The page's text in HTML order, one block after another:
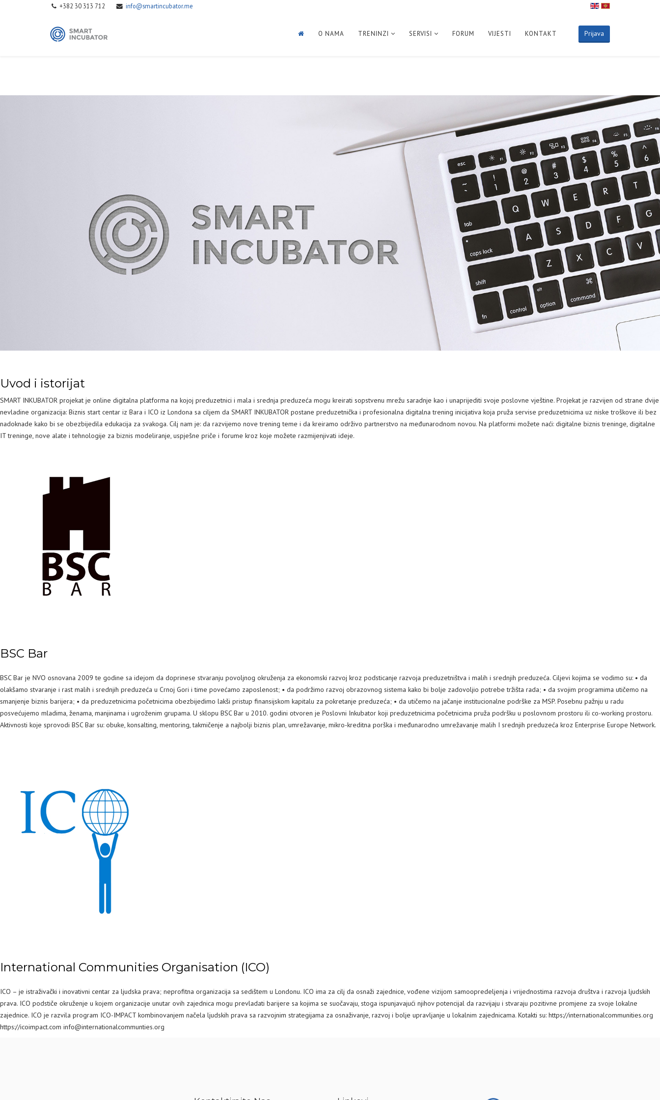
+382 30 313 712 info@smartincubator.me
Prijava
O NAMA TRENINZI SERVISI FORUM VIJESTI KONTAKT
Uvod i istorijat
SMART INKUBATOR projekat je online digitalna platforma na kojoj preduzetnici i mala i srednja preduzeća mogu kreirati sopstvenu mrežu saradnje kao i unaprijediti svoje poslovne vještine. Projekat je razvijen od strane dvije
nevladine organizacija: Biznis start centar iz Bara i ICO iz Londona sa ciljem da SMART INKUBATOR postane preduzetnička i profesionalna digitalna trening inicijativa koja pruža servise preduzetnicima uz niske troškove ili bez
nadoknade kako bi se obezbijedila edukacija za svakoga. Cilj nam je: da razvijemo nove trening teme i da kreiramo održivo partnerstvo na međunarodnom novou. Na platformi možete naći: digitalne biznis treninge, digitalne
IT treninge, nove alate i tehnologije za biznis modeliranje, uspješne priče i forume kroz koje možete razmijenjivati ideje.
BSC Bar
BSC Bar je NVO osnovana 2009 te godine sa idejom da doprinese stvaranju povoljnog okruženja za ekonomski razvoj kroz podsticanje razvoja preduzetništva i malih i srednjih preduzeća. Ciljevi kojima se vodimo su: • da
olakšamo stvaranje i rast malih i srednjih preduzeća u Crnoj Gori i time povećamo zaposlenost; • da podržimo razvoj obrazovnog sistema kako bi bolje zadovoljio potrebe tržišta rada; • da svojim programima utičemo na
smanjenje biznis barijera; • da preduzetnicima početnicima obezbijedimo lakši pristup finansijskom kapitalu za pokretanje preduzeća; • da utičemo na jačanje institucionalne podrške za MSP. Posebnu pažnju u radu
posvećujemo mladima, ženama, manjinama i ugroženim grupama. U sklopu BSC Bar u 2010. godini otvoren je Poslovni Inkubator koji preduzetnicima početnicima pruža podršku u poslovnom prostoru ili co-working prostoru.
Aktivnosti koje sprovodi BSC Bar su: obuke, konsalting, mentoring, takmičenje a najbolji biznis plan, umrežavanje, mikro-kreditna porška i međunarodno umrežavanje malih I srednjih preduzeća kroz Enterprise Europe Network.
International Communities Organisation (ICO)
ICO – je istraživački i inovativni centar za ljudska prava; neprofitna organizacija sa sedištem u Londonu. ICO ima za cilj da osnaži zajednice, vođene vizijom samoopredeljenja i vrijednostima razvoja društva i razvoja ljudskih
prava. ICO podstiče okruženje u kojem organizacije unutar ovih zajednica mogu prevladati barijere sa kojima se suočavaju, stoga ispunjavajući njihov potencijal da razvijaju i stvaraju pozitivne promjene za svoje lokalne
zajednice. ICO je razvila program ICO-IMPACT kombinovanjem načela ljudskih prava sa razvojnim strategijama za osnaživanje, razvoj i bolje upravljanje u lokalnim zajednicama. Kotakti su: https://internationalcommunities.org
https://icoimpact.com info@internationalcommunties.org